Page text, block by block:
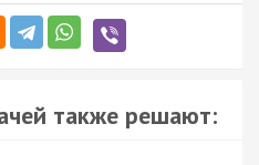
также решают: